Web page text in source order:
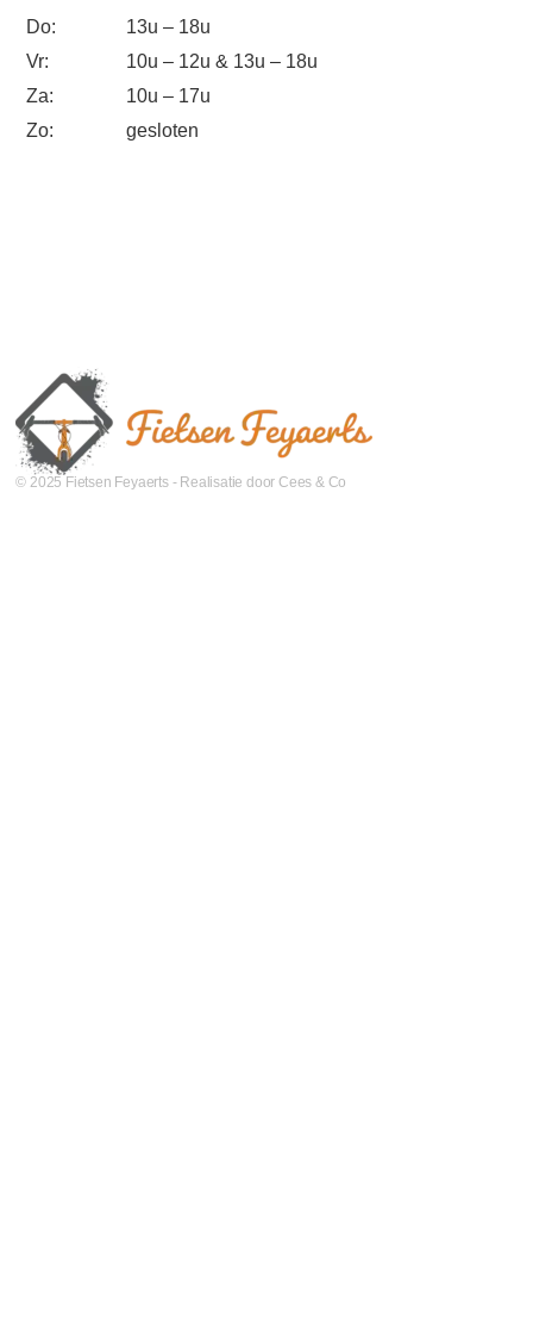
© 2025 Fietsen Feyaerts - Realisatie door Cees & Co
Do:
13u – 18u
Vr:
10u – 12u & 13u – 18u
Za:
10u – 17u
Zo:
gesloten